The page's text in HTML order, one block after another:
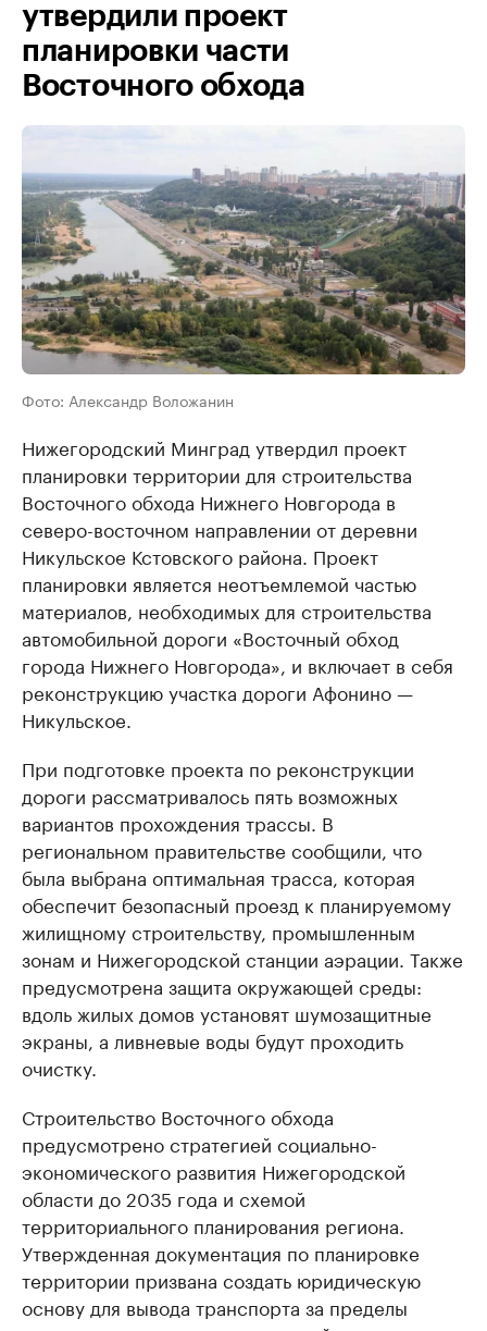
утвердили проект
планировки части
Восточного обхода
Фото: Александр Воложанин
Нижегородский Минград утвердил проект
планировки территории для строительства
Восточного обхода Нижнего Новгорода в
северо-восточном направлении от деревни
Никульское Кстовского района. Проект
планировки является неотъемлемой частью
материалов, необходимых для строительства
автомобильной дороги «Восточный обход
города Нижнего Новгорода», и включает в себя
реконструкцию участка дороги Афонино —
Никульское.
При подготовке проекта по реконструкции
дороги рассматривалось пять возможных
вариантов прохождения трассы. В
региональном правительстве сообщили, что
была выбрана оптимальная трасса, которая
обеспечит безопасный проезд к планируемому
жилищному строительству, промышленным
зонам и Нижегородской станции аэрации. Также
предусмотрена защита окружающей среды:
вдоль жилых домов установят шумозащитные
экраны, а ливневые воды будут проходить
очистку.
Строительство Восточного обхода
предусмотрено стратегией социально-
экономического развития Нижегородской
области до 2035 года и схемой
территориального планирования региона.
Утвержденная документация по планировке
территории призвана создать юридическую
основу для вывода транспорта за пределы